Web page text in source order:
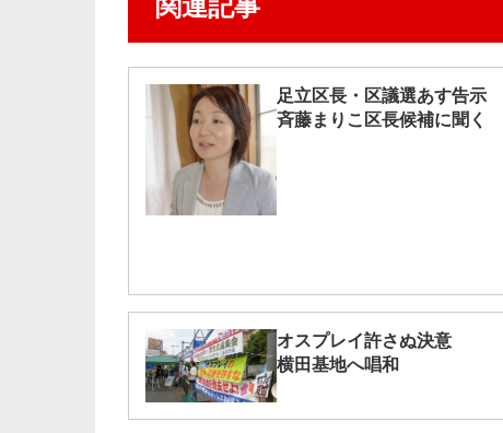
関連記事
足立区長・区議選あす告示
斉藤まりこ区長候補に聞く
オスプレイ許さぬ決意
横田基地へ唱和